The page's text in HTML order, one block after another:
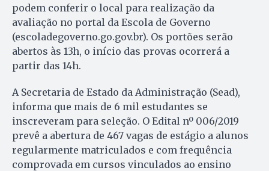
podem conferir o local para realização da
avaliação no portal da Escola de Governo
(escoladegoverno.go.gov.br). Os portões serão
abertos às 13h, o início das provas ocorrerá a
partir das 14h.
A Secretaria de Estado da Administração (Sead),
informa que mais de 6 mil estudantes se
inscreveram para seleção. O Edital nº 006/2019
prevê a abertura de 467 vagas de estágio a alunos
regularmente matriculados e com frequência
comprovada em cursos vinculados ao ensino